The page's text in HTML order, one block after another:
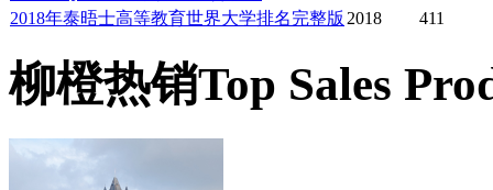
2018年泰晤士高等教育世界大学排名完整版 2018 411
柳橙热销Top Sales